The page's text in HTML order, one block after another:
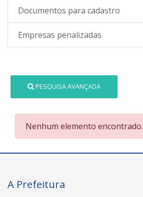
Documentos para cadastro
Empresas penalizadas
PESQUISA AVANÇADA
Nenhum elemento encontrado.
A Prefeitura